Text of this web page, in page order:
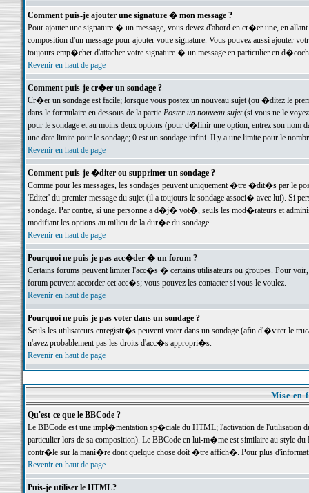
Comment puis-je ajouter une signature � mon message ?
Pour ajouter une signature � un message, vous devez d'abord en cr�er une, en
composition d'un message pour ajouter votre signature. Vous pouvez aussi ajouter
toujours emp�cher d'attacher votre signature � un message en particulier en
Revenir en haut de page
Comment puis-je cr�er un sondage ?
Cr�er un sondage est facile; lorsque vous postez un nouveau sujet (ou �ditez le
dans le formulaire en dessous de la partie Poster un nouveau sujet(si vous ne le voyez
pour le sondage et au moins deux options (pour d�finir une option, entrez son nom
une date limite pour le sondage; 0 est un sondage infini. Il y a une limite pour le
Revenir en haut de page
Comment puis-je �diter ou supprimer un sondage ?
Comme pour les messages, les sondages peuvent uniquement �tre �dit�s par le
'Editer' du premier message du sujet (il a toujours le sondage associ� avec lui). Si
sondage. Par contre, si une personne a d�j� vot�, seuls les mod�rateurs et
modifiant les options au milieu de la dur�e du sondage.
Revenir en haut de page
Pourquoi ne puis-je pas acc�der � un forum ?
Certains forums peuvent limiter l'acc�s � certains utilisateurs ou groupes. Pour
forum peuvent accorder cet acc�s; vous pouvez les contacter si vous le voulez.
Revenir en haut de page
Pourquoi ne puis-je pas voter dans un sondage ?
Seuls les utilisateurs enregistr�s peuvent voter dans un sondage (afin d'�viter le
n'avez probablement pas les droits d'acc�s appropri�s.
Revenir en haut de page
Mise en
Qu'est-ce que le BBCode ?
Le BBCode est une impl�mentation sp�ciale du HTML; l'activation de l'utilisation
particulier lors de sa composition). Le BBCode en lui-m�me est similaire au style
contr�le sur la mani�re dont quelque chose doit �tre affich�. Pour plus
Revenir en haut de page
Puis-je utiliser le HTML?